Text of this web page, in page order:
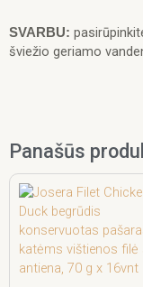
SVARBU:
šviežio geriamo
Panašūs